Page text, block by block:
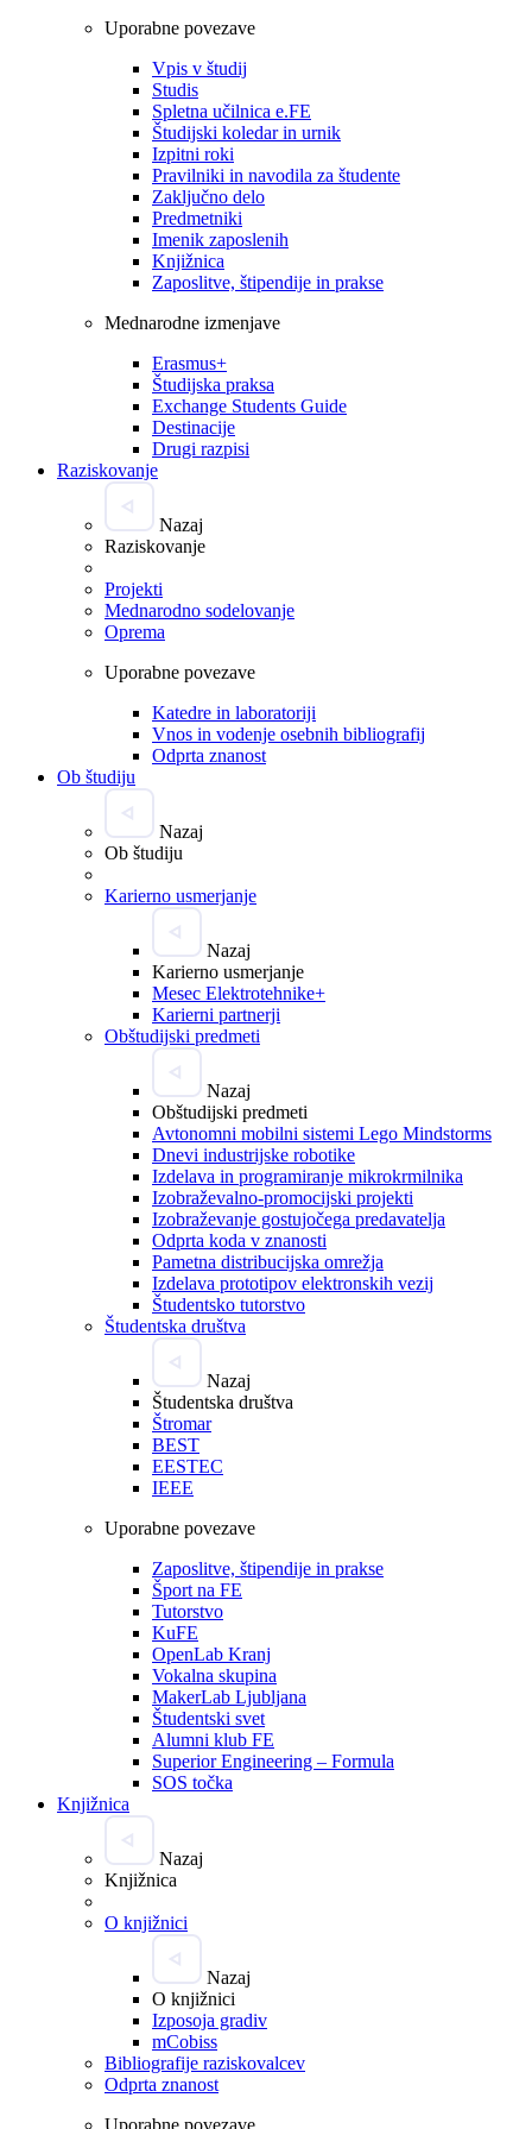
Uporabne povezave
Vpis v študij
Studis
Spletna učilnica e.FE
Študijski koledar in urnik
Izpitni roki
Pravilniki in navodila za študente
Zaključno delo
Predmetniki
Imenik zaposlenih
Knjižnica
Zaposlitve, štipendije in prakse
Mednarodne izmenjave
Erasmus+
Študijska praksa
Exchange Students Guide
Destinacije
Drugi razpisi
Raziskovanje
Nazaj
Raziskovanje
Projekti
Mednarodno sodelovanje
Oprema
Uporabne povezave
Katedre in laboratoriji
Vnos in vodenje osebnih bibliografij
Odprta znanost
Ob študiju
Nazaj
Ob študiju
Karierno usmerjanje
Nazaj
Karierno usmerjanje
Mesec Elektrotehnike+
Karierni partnerji
Obštudijski predmeti
Nazaj
Obštudijski predmeti
Avtonomni mobilni sistemi Lego Mindstorms
Dnevi industrijske robotike
Izdelava in programiranje mikrokrmilnika
Izobraževalno-promocijski projekti
Izobraževanje gostujočega predavatelja
Odprta koda v znanosti
Pametna distribucijska omrežja
Izdelava prototipov elektronskih vezij
Študentsko tutorstvo
Študentska društva
Nazaj
Študentska društva
Štromar
BEST
EESTEC
IEEE
Uporabne povezave
Zaposlitve, štipendije in prakse
Šport na FE
Tutorstvo
KuFE
OpenLab Kranj
Vokalna skupina
MakerLab Ljubljana
Študentski svet
Alumni klub FE
Superior Engineering – Formula
SOS točka
Knjižnica
Nazaj
Knjižnica
O knjižnici
Nazaj
O knjižnici
Izposoja gradiv
mCobiss
Bibliografije raziskovalcev
Odprta znanost